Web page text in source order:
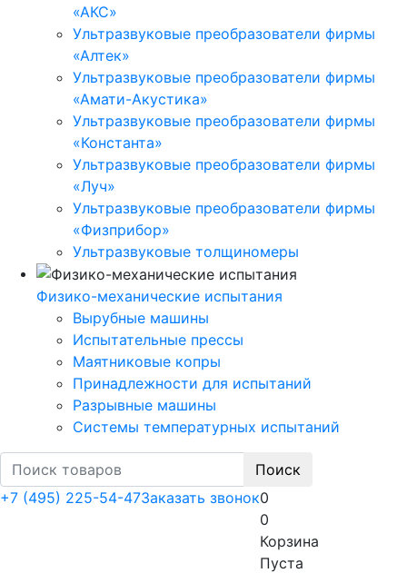
«АКС»
Ультразвуковые преобразователи фирмы
«Алтек»
Ультразвуковые преобразователи фирмы
«Амати-Акустика»
Ультразвуковые преобразователи фирмы
«Константа»
Ультразвуковые преобразователи фирмы
«Луч»
Ультразвуковые преобразователи фирмы
«Физприбор»
Ультразвуковые толщиномеры
Физико-механические испытания
Вырубные машины
Испытательные прессы
Маятниковые копры
Принадлежности для испытаний
Разрывные машины
Системы температурных испытаний
Поиск
+7 (495) 225-54-47Заказать звонок0
0
Корзина
Пуста